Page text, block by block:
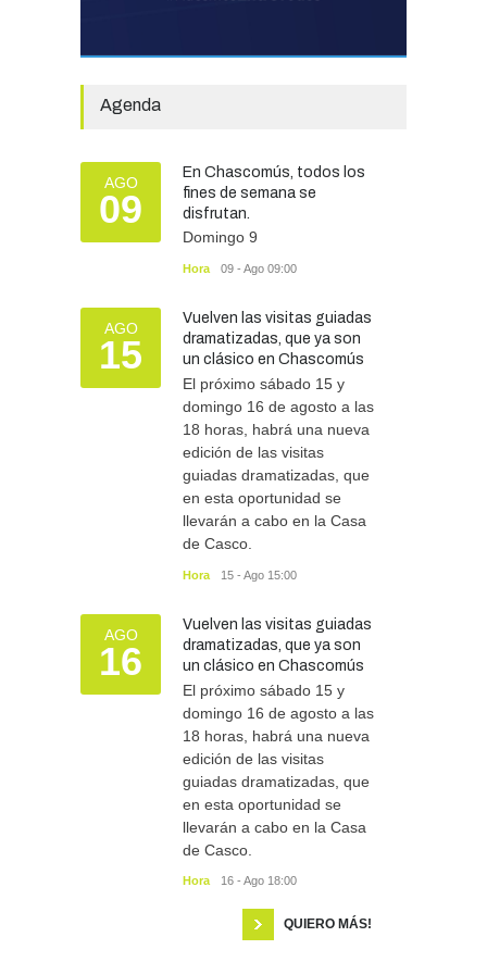
Avanza el proceso
OBRAS Y SERVICIOS 29/07/2026
Silvina Lantaño: “Estar
preparados e informados
nos protege a todos”
Agenda
AGO
09
En Chascomús, todos los
fines de semana se
disfrutan.
Domingo 9
Hora 09 - Ago 09:00
AGO
15
Vuelven las visitas guiadas
dramatizadas, que ya son
un clásico en Chascomús
El próximo sábado 15 y
domingo 16 de agosto a las
18 horas, habrá una nueva
edición de las visitas
guiadas dramatizadas, que
en esta oportunidad se
llevarán a cabo en la Casa
de Casco.
Hora 15 - Ago 15:00
AGO
16
Vuelven las visitas guiadas
dramatizadas, que ya son
un clásico en Chascomús
El próximo sábado 15 y
domingo 16 de agosto a las
18 horas, habrá una nueva
edición de las visitas
guiadas dramatizadas, que
en esta oportunidad se
llevarán a cabo en la Casa
de Casco.
Hora 16 - Ago 18:00
QUIERO MÁS!